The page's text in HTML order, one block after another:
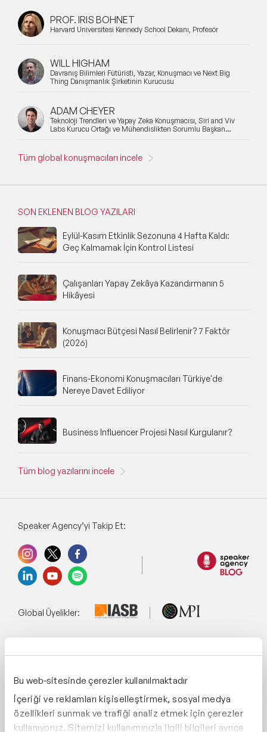
Bu web-sitesinde çerezler kullanılmaktadır
İçeriği ve reklamları kişiselleştirmek, sosyal medya
özellikleri sunmak ve trafiği analiz etmek için çerezler
kullanıyoruz. Sitemizi kullanımınızla ilgili bilgileri ayrıca
PROF. IRIS BOHNET
Harvard Üniversitesi Kennedy School Dekanı, Profesör
WILL HIGHAM
Davranış Bilimleri Fütüristi, Yazar, Konuşmacı ve Next Big
Thing Danışmanlık Şirketinin Kurucusu
ADAM CHEYER
Teknoloji Trendleri ve Yapay Zeka Konuşmacısı, Siri and Viv
Labs Kurucu Ortağı ve Mühendislikten Sorumlu Başkan
Tüm global konuşmacıları incele
SON EKLENEN BLOG YAZILARI
Eylül-Kasım Etkinlik Sezonuna 4 Hafta Kaldı:
Geç Kalmamak İçin Kontrol Listesi
Çalışanları Yapay Zekâya Kazandırmanın 5
Hikâyesi
Konuşmacı Bütçesi Nasıl Belirlenir? 7 Faktör
(2026)
Finans-Ekonomi Konuşmacıları Türkiye'de
Nereye Davet Ediliyor
Business Influencer Projesi Nasıl Kurgulanır?
Tüm blog yazılarını incele
Speaker Agency’yi Takip Et:
Global Üyelikler:
Destekliyoruz: